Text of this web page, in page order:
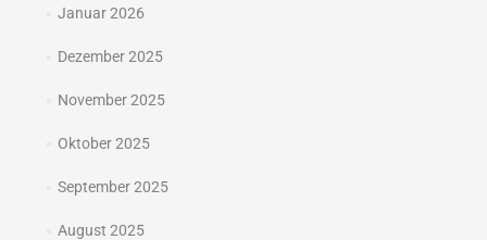
Januar 2026
Dezember 2025
November 2025
Oktober 2025
September 2025
August 2025